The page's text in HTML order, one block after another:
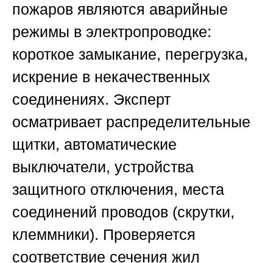
пожаров являются аварийные
режимы в электропроводке:
короткое замыкание, перегрузка,
искрение в некачественных
соединениях. Эксперт
осматривает распределительные
щитки, автоматические
выключатели, устройства
защитного отключения, места
соединений проводов (скрутки,
клеммники). Проверяется
соответствие сечения жил